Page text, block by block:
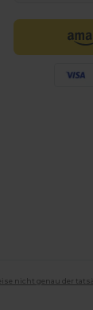
nicht genau der